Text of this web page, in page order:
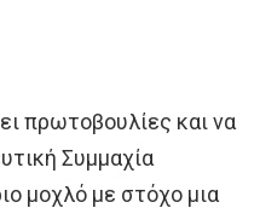
πρωτοβουλίες και να
Συμμαχία
μοχλό με στόχο μια